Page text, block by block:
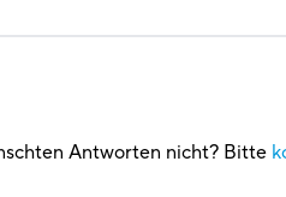
Antworten nicht? Bitte